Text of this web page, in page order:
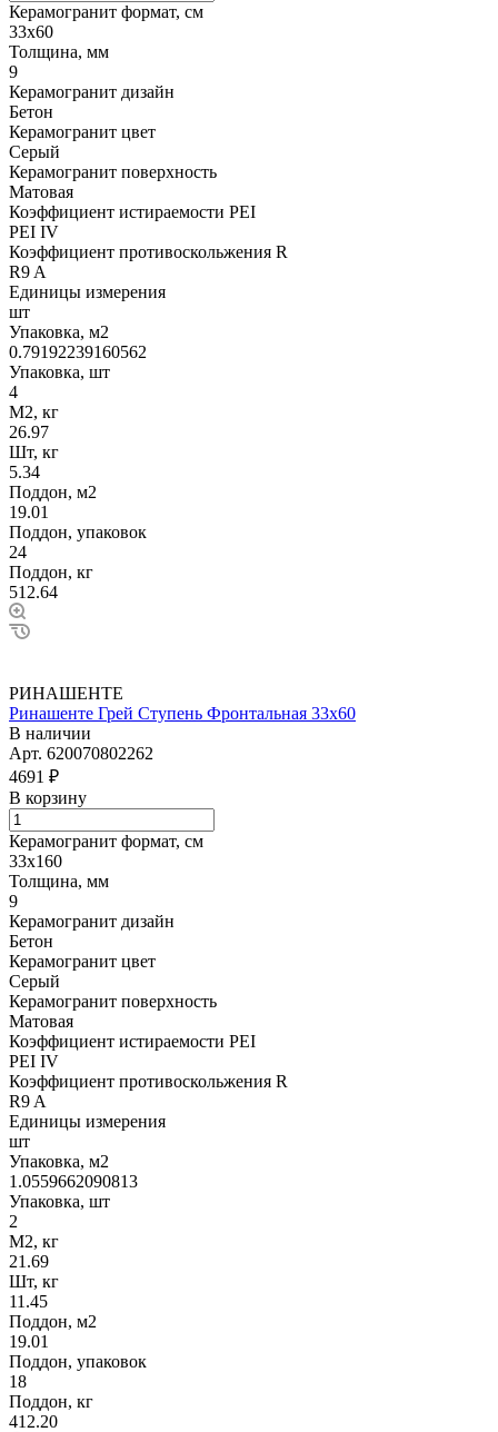
Керамогранит формат, см
33х60
Толщина, мм
9
Керамогранит дизайн
Бетон
Керамогранит цвет
Серый
Керамогранит поверхность
Матовая
Коэффициент истираемости PEI
PEI IV
Коэффициент противоскольжения R
R9 A
Единицы измерения
шт
Упаковка, м2
0.79192239160562
Упаковка, шт
4
М2, кг
26.97
Шт, кг
5.34
Поддон, м2
19.01
Поддон, упаковок
24
Поддон, кг
512.64
РИНАШЕНТЕ
Ринашенте Грей Ступень Фронтальная 33х60
В наличии
Арт. 620070802262
4691 ₽
В корзину
Керамогранит формат, см
33х160
Толщина, мм
9
Керамогранит дизайн
Бетон
Керамогранит цвет
Серый
Керамогранит поверхность
Матовая
Коэффициент истираемости PEI
PEI IV
Коэффициент противоскольжения R
R9 A
Единицы измерения
шт
Упаковка, м2
1.0559662090813
Упаковка, шт
2
М2, кг
21.69
Шт, кг
11.45
Поддон, м2
19.01
Поддон, упаковок
18
Поддон, кг
412.20